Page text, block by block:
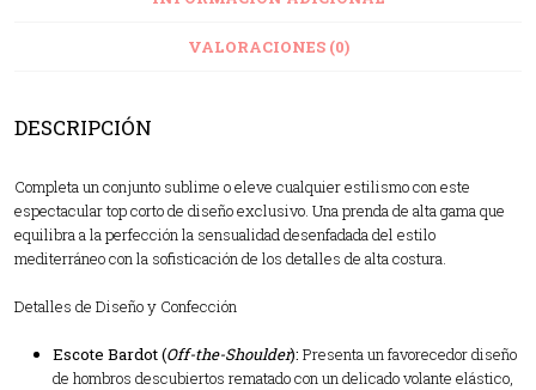
VALORACIONES (0)
DESCRIPCIÓN
Completa un conjunto sublime o eleve cualquier estilismo con este
espectacular top corto de diseño exclusivo. Una prenda de alta gama que
equilibra a la perfección la sensualidad desenfadada del estilo
mediterráneo con la sofisticación de los detalles de alta costura.
Detalles de Diseño y Confección
Escote Bardot (Off-the-Shoulder): Presenta un favorecedor diseño
de hombros descubiertos rematado con un delicado volante elástico,